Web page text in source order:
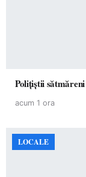
acum 1 ora
LOCALE